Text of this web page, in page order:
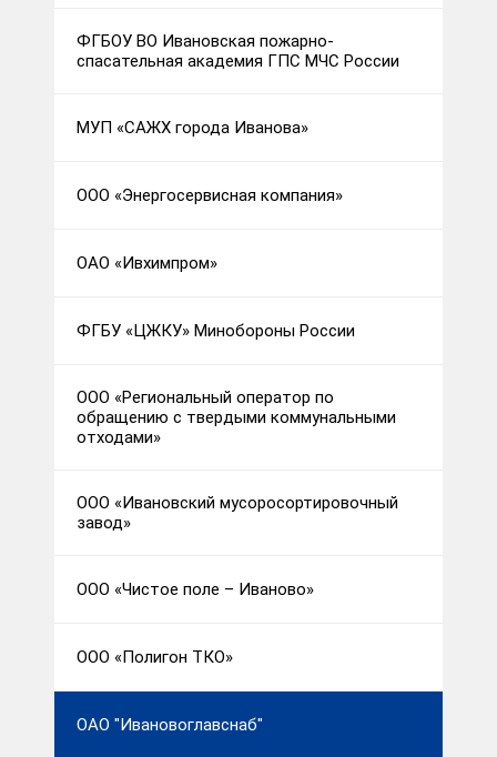
ФГБОУ ВО Ивановская пожарно-
спасательная академия ГПС МЧС России
МУП «САЖХ города Иванова»
ООО «Энергосервисная компания»
ОАО «Ивхимпром»
ФГБУ «ЦЖКУ» Минобороны России
ООО «Региональный оператор по
обращению с твердыми коммунальными
отходами»
ООО «Ивановский мусоросортировочный
завод»
ООО «Чистое поле – Иваново»
ООО «Полигон ТКО»
ОАО "Ивановоглавснаб"